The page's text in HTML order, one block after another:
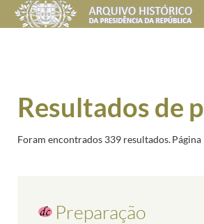
Resultados de
Foram encontrados 339 resultados.Página
Preparação